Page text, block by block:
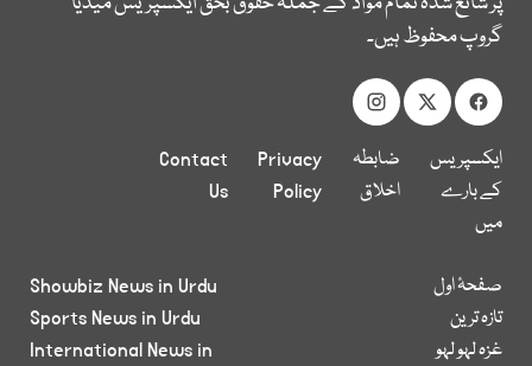
گروپ محفوظ ہیں۔
ایکسپریس
کے بارے
میں
ضابطہ
اخلاق
Privacy
Policy
Contact
Us
صفحۂ اول
تازہ ترین
غزہ لہو لہو
Showbiz News in Urdu
Sports News in Urdu
International News in